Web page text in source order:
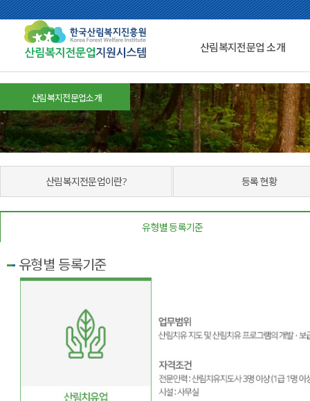
산림복지전문업 소개
산림복지전문업소개
산림복지전문업이란? 등록 현황
유형별 등록기준
유형별 등록기준